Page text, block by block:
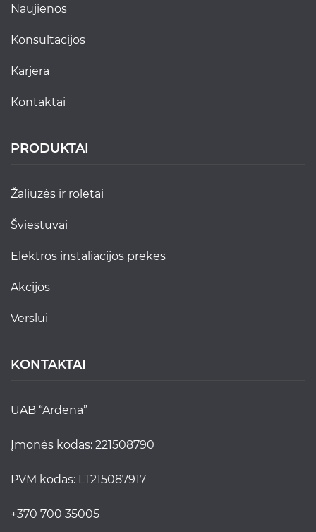
naujienos
konsultacijos
karjera
kontaktai
PRODUKTAI
žaliuzės ir roletai
šviestuvai
elektros instaliacijos prekės
akcijos
verslui
KONTAKTAI
UAB “Ardena”
Įmonės kodas: 221508790
PVM kodas: LT215087917
+370 700 35005